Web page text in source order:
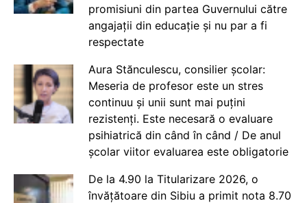
promisiuni din partea Guvernului către
angajații din educație și nu par a fi
respectate
Aura Stănculescu, consilier școlar:
Meseria de profesor este un stres
continuu și unii sunt mai puțini
rezistenți. Este necesară o evaluare
psihiatrică din când în când / De anul
școlar viitor evaluarea este obligatorie
De la 4.90 la Titularizare 2026, o
învățătoare din Sibiu a primit nota 8.70